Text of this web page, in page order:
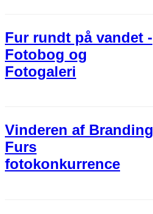
Fur rundt på vandet -
Fotobog og
Fotogaleri
Vinderen af Branding
Furs
fotokonkurrence